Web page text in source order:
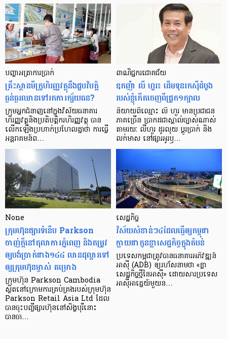
បញ្ហា​អត្រា​ការប្រាក់
គ្រឹះស្ថាន​មីក្រូ​ហិរញ្ញវត្ថុ​នឹង​ជួប​វិបត្តិ​
ធ្ងន់ធ្ងរ​ឈាន​ទៅ​រក​ការ​ក្ស័យធន?
ក្រុម​អ្នក​ជំនាញ​នៅ​ក្នុង​វិស័យ​ធនាគារ
ហិរញ្ញវត្ថុ​និង​ប្រតិបត្តិករ​ហិរញ្ញ​វត្ថុ បាន​​
លើក​ឡើង​ប្រហាក់​ប្រហែល​គ្នា​ថា ការ​ធ្វើ​
អន្តរាគមន៍​ព…
ពាណិជ្ជករជោគជ័យ
ឧកញ៉ា លី ហួរ៖ ដើមទុនរកស៊ីដំបូង
របស់ខ្ញុំកើតចេញពីជ្រូក១ក្បាល
និយាយ​ពី​ឈ្មោះ លី ហួរ មាន​ប្រជាជន​
ភាគ​ច្រើន ប្រាកដ​ជា​ស្គាល់​ច្បាស់​ណាស់
តាមរយៈ លីហួរ ដូរ​លុយ ប្តូរ​បា្រក់ និង​
លក់​មាស នៅ​ផ្សារ​អូរ​ឫ…
None
ក្រុមហ៊ុនផ្សារទំនើប Parkson
ចាញ់ក្ដីនៅតុលាការភ្នំពេញ និងតម្រូវ
ឲ្យបង់ប្រាក់ជាង១៤៤ លានដុល្លារទៅ
ឲ្យក្រុមហ៊ុនម្ចាស់ គម្រោង
ក្រុមហ៊ុន Parkson Cambodia
ស្ថិតនៅក្រោមការគ្រប់គ្រងរបស់ក្រុមហ៊ុន
Parkson Retail Asia Ltd ដែល
បានចុះបញ្ចីផ្សារហ៊ុននៅសិង្ហបុរីនោះ
បានចា…
សេដ្ឋកិច្ច​
វិស័យ​សំខាន់ៗ​៤​ដែល​ធ្វើ​ឲ្យ​កម្ពុជា​
ក្លាយ​ជា​កូន​ខ្លា​សេដ្ឋកិច្ច​ក្នុង​តំបន់
ប្រទេស​កម្ពុជា​ត្រូវ​បាន​ធនាគារ​អភិវឌ្ឍន៍​
អាស៊ី (ADB) ឲ្យ​រហ័ស​នាមថា «ខ្លា​
សេដ្ឋកិច្ច​ថ្មី​នៃ​អាស៊ី» ដោយសារ​ប្រទេស​
អាស៊ី​អាគ្នេយ៍​មួយ​ន…